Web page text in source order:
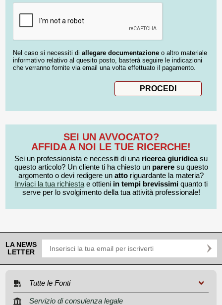
Nel caso si necessiti di allegare documentazione o altro materiale
informativo relativo al quesito posto, basterà seguire le indicazioni
che verranno fornite via email una volta effettuato il pagamento.
SEI UN AVVOCATO?
AFFIDA A NOI LE TUE RICERCHE!
Sei un professionista e necessiti di una ricerca giuridicasu
questo articolo? Un cliente ti ha chiesto un pareresu questo
argomento o devi redigere un atto riguardante la materia?
Inviaci la tua richiestae ottieni in tempi brevissimiquanto ti
serve per lo svolgimento della tua attività professionale!
LA NEWS
LETTER
Tutte le Fonti
Servizio di consulenza legale